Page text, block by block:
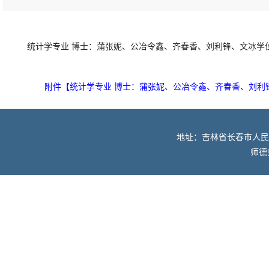
统计学专业 博士：蒲张妮、公冶令鑫、齐春香、刘利锋、文冰学
附件【统计学专业 博士：蒲张妮、公冶令鑫、齐春香、刘
地址：吉林省长春市人
师德